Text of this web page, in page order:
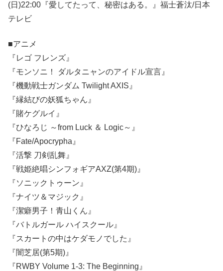
(日)22:00『愛してたって、秘密はある。』福士蒼汰/日本
テレビ
■アニメ
『レゴ フレンズ』
『モンソニ！ ダルタニャンのアイドル宣言』
『機動戦士ガンダム Twilight AXIS』
『縁結びの妖狐ちゃん』
『賭ケグルイ』
『ひなろじ ～from Luck ＆ Logic～』
『Fate/Apocrypha』
『活撃 刀剣乱舞』
『戦姫絶唱シンフォギアAXZ(第4期)』
『ソニックトゥーン』
『ナイツ＆マジック』
『潔癖男子！青山くん』
『バトルガール ハイスクール』
『スカートの中はケダモノでした』
『闇芝居(第5期)』
『RWBY Volume 1-3: The Beginning』